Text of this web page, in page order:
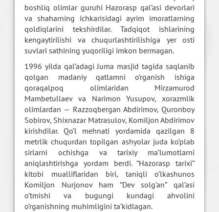
boshliq olimlar guruhi Hazorasp qal’asi devorlari
va shaharning ichkarisidagi ayrim imoratlarning
qoldiqlarini tekshirdilar. Tadqiqot ishlarining
kengaytirilishi va chuqurlashtirilishiga yer osti
suvlari sathining yuqoriligi imkon bermagan.
1996 yilda qal’adagi Juma masjid tagida saqlanib
qolgan madaniy qatlamni o’rganish ishiga
qoraqalpoq olimlaridan Mirzamurod
Mambetullaev va Narimon Yusupov, xorazmlik
olimlardan — Razzoqbergan Abdirimov, Quronboy
Sobirov, Shixnazar Matrasulov, Komiljon Abdirimov
kirishdilar. Qo’l mehnati yordamida qazilgan 8
metrlik chuqurdan topilgan ashyolar juda ko’plab
sirlarni ochishga va tarixiy ma’lumotlarni
aniqlashtirishga yordam berdi. “Hazorasp tarixi”
kitobi mualliflaridan biri, taniqli o’lkashunos
Komiljon Nurjonov ham “Dev solg’an” qal’asi
o’tmishi va bugungi kundagi ahvolini
o’rganishning muhimligini ta’kidlagan.